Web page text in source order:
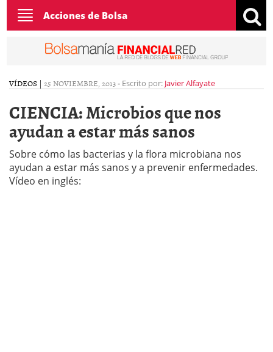
Toggle
navigation
Acciones de Bolsa
VÍDEOS | 25 NOVIEMBRE, 2013- Escrito por: Javier Alfayate
CIENCIA: Microbios que nos
ayudan a estar más sanos
Sobre cómo las bacterias y la flora microbiana nos
ayudan a estar más sanos y a prevenir enfermedades.
Vídeo en inglés: